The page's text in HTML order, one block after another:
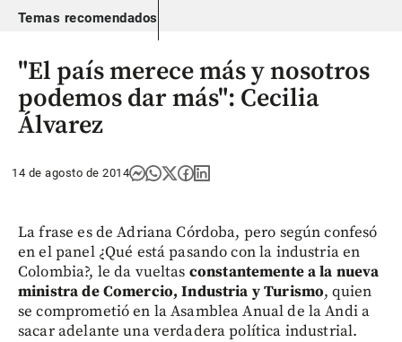
Temas recomendados
"El país merece más y nosotros
podemos dar más": Cecilia
Álvarez
14 de agosto de 2014
La frase es de Adriana Córdoba, pero según confesó
en el panel ¿Qué está pasando con la industria en
Colombia?, le da vueltas constantemente a la nueva
ministra de Comercio, Industria y Turismo, quien
se comprometió en la Asamblea Anual de la Andi a
sacar adelante una verdadera política industrial.